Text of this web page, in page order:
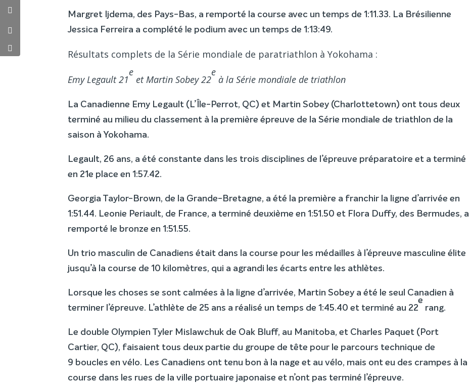
Margret Ijdema, des Pays-Bas, a remporté la course avec un temps de 1:11.33. La Brésilienne
Jessica Ferreira a complété le podium avec un temps de 1:13:49.
Résultats complets de la Série mondiale de paratriathlon à Yokohama :
Emy Legault 21
e
et Martin Sobey 22
e
à la Série mondiale de triathlon
La Canadienne Emy Legault (L’Île-Perrot, QC) et Martin Sobey (Charlottetown) ont tous deux
terminé au milieu du classement à la première épreuve de la Série mondiale de triathlon de la
saison à Yokohama.
Legault, 26 ans, a été constante dans les trois disciplines de l’épreuve préparatoire et a terminé
en 21e place en 1:57.42.
Georgia Taylor-Brown, de la Grande-Bretagne, a été la première a franchir la ligne d’arrivée en
1:51.44. Leonie Periault, de France, a terminé deuxième en 1:51.50 et Flora Duffy, des Bermudes, a
remporté le bronze en 1:51.55.
Un trio masculin de Canadiens était dans la course pour les médailles à l’épreuve masculine élite
jusqu’à la course de 10 kilomètres, qui a agrandi les écarts entre les athlètes.
Lorsque les choses se sont calmées à la ligne d’arrivée, Martin Sobey a été le seul Canadien à
terminer l’épreuve. L’athlète de 25 ans a réalisé un temps de 1:45.40 et terminé au 22
e
rang.
Le double Olympien Tyler Mislawchuk de Oak Bluff, au Manitoba, et Charles Paquet (Port
Cartier, QC), faisaient tous deux partie du groupe de tête pour le parcours technique de
9 boucles en vélo. Les Canadiens ont tenu bon à la nage et au vélo, mais ont eu des crampes à la
course dans les rues de la ville portuaire japonaise et n’ont pas terminé l’épreuve.